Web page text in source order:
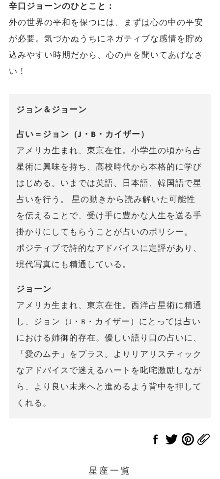
辛口ジョーンのひとこと：
外の世界の平和を保つには、まずは心の中の平安
が必要。気づかぬうちにネガティブな感情を貯め
込みやすい時期だから、心の声を聞いてあげなさ
い！
ジョン＆ジョーン
占い＝ジョン（J・B・カイザー）
アメリカ生まれ、東京在住。小学生の頃から占
星術に興味を持ち、高校時代から本格的に学び
はじめる。いまでは英語、日本語、韓国語で星
占いを行う。 星の動きから読み解いた可能性
を伝えることで、受け手に豊かな人生を送る手
掛かりにしてもらうことが占いのポリシー。
ポジティブで詩的なアドバイスに定評があり、
現代写真にも精通している。
ジョーン
アメリカ生まれ、東京在住。西洋占星術に精通
し、ジョン（J・B・カイザー）にとっては占い
における姉御的存在。優しい語り口の占いに、
「愛のムチ」をプラス。よりリアリスティック
なアドバイスで迷えるハートを叱咤激励しなが
ら、より良い未来へと進めるよう背中を押して
くれる。
星座一覧